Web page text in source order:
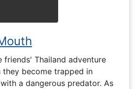
friends' Thailand adventure
they become trapped in
a dangerous predator. As